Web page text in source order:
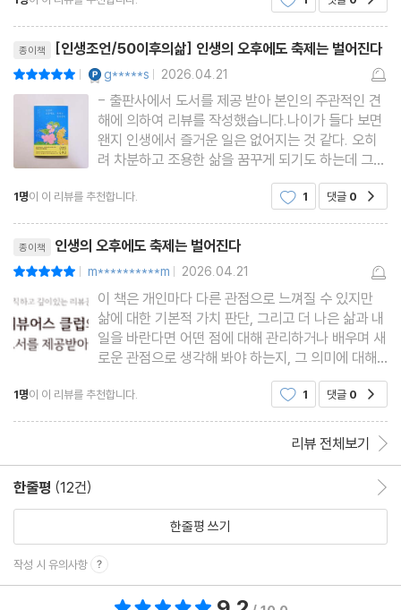
어쩌면 진짜 시작일지도.이 책은 단편처럼 짧게 되어
있어서 읽기가
종이책 [인생조언/50이후의삶] 인생의 오후에도 축제는 벌어진다
| g*****s | 2026.04.21
- 출판사에서 도서를 제공 받아 본인의 주관적인 견
해에 의하여 리뷰를 작성했습니다.나이가 들다 보면
왠지 인생에서 즐거운 일은 없어지는 것 같다. 오히
려 차분하고 조용한 삶을 꿈꾸게 되기도 하는데 그만
큼 지나친 에네지를 소모하고 싶지 않기 때문일 것이
고 감정의 소모도 줄이고 싶은 마음도 있을 것이
다. 또 한편으로는 뭔가 특별한 일이 일어나기를 꿈
꾸지만 현실적으로 그런
1명이 이 리뷰를 추천합니다. 1 댓글 0
종이책 인생의 오후에도 축제는 벌어진다
| m**********m | 2026.04.21
이 책은 개인마다 다른 관점으로 느껴질 수 있지만
삶에 대한 기본적 가치 판단, 그리고 더 나은 삶과 내
일을 바란다면 어떤 점에 대해 관리하거나 배우며 새
로운 관점으로 생각해 봐야 하는지, 그 의미에 대해
현실적으로 배울 수 있는 에세이북이다. 물론 우리의
정서나 문화와는 다른 느낌으로 다가오는 점도 존재
1명이 이 리뷰를 추천합니다. 1 댓글 0
리뷰 전체보기
한줄평 (12건)
한줄평 쓰기
작성 시 유의사항